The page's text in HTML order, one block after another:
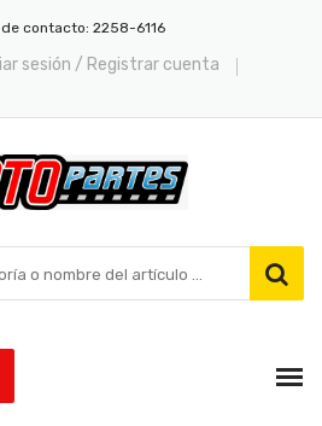
contacto: 2258-6116
sesión / Registrar cuenta